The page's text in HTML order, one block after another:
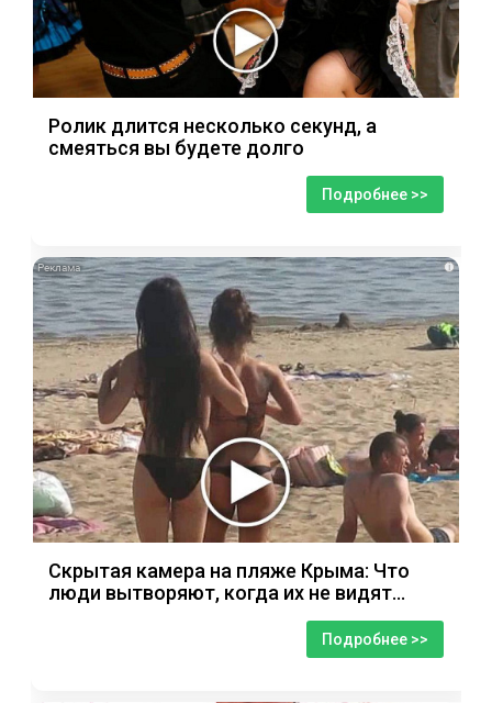
Ролик длится несколько секунд, а
смеяться вы будете долго
Подробнее >>
i
Скрытая камера на пляже Крыма: Что
люди вытворяют, когда их не видят...
Подробнее >>